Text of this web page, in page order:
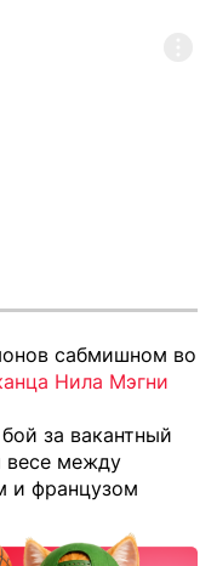
сабмишном во
Нила Мэгни
за вакантный
весе между
и французом